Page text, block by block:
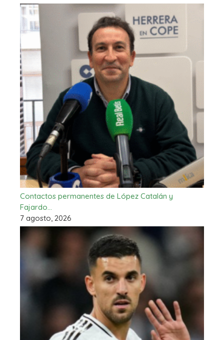
Contactos permanentes de López Catalán y
Fajardo…
7 agosto, 2026